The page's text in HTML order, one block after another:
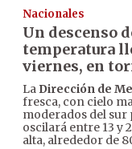
Nacionales
Un descenso
temperatura
viernes, en
La Dirección de
fresca, con cielo
moderados del sur
oscilará entre 13 y
alta, alrededor de